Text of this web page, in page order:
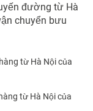
đường từ Hà
chuyển bưu
từ Hà Nội của